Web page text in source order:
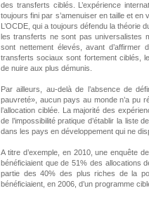
des transferts ciblés. L’expérience
toujours fini par s’amenuiser en taille et
L’OCDE, qui a toujours défendu la théorie
les transferts ne sont pas universalistes
sont nettement élevés, avant
transferts sociaux sont fortement ciblés,
de nuire aux plus démunis.
Par ailleurs, au-delà de l’absence de
pauvreté», aucun pays au monde n’a pu
l’allocation ciblée. La majorité des
de l’impossibilité pratique d’établir la
dans les pays en développement qui ne
A titre d’exemple, en 2010, une enquête
bénéficiaient que de 51% des allocations
partie des 40% des plus riches de la
bénéficiaient, en 2006, d’un programme